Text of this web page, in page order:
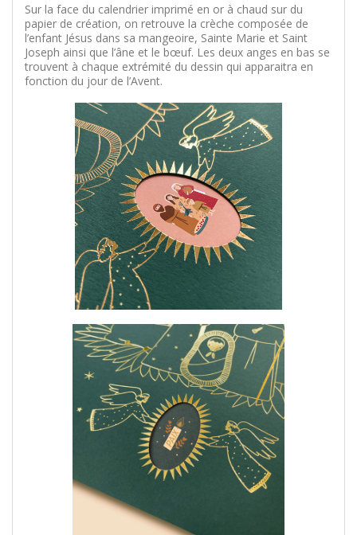
Sur la face du calendrier imprimé en or à chaud sur du
papier de création, on retrouve la crèche composée de
l’enfant Jésus dans sa mangeoire, Sainte Marie et Saint
Joseph ainsi que l’âne et le bœuf. Les deux anges en bas se
trouvent à chaque extrémité du dessin qui apparaitra en
fonction du jour de l’Avent.